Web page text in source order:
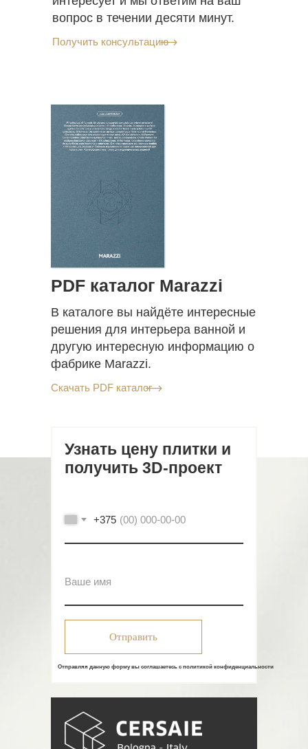
вопрос в течении десяти минут.
Получить консультацию
Скачать PDF каталог
В каталоге вы найдёте интересные
решения для интерьера ванной и
другую интересную информацию о
фабрике Marazzi.
PDF каталог Marazzi
Отправляя данную форму вы соглашаетесь с политикой конфиденциальности
+375
Отправить
Узнать цену плитки и
получить 3D-проект